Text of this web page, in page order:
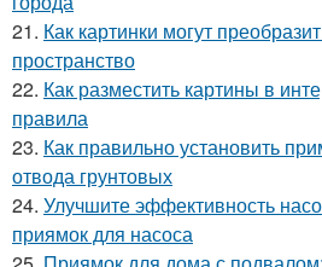
21. Как картинки могут
пространство
22. Как разместить картины в
правила
23. Как правильно установить
отвода грунтовых
24. Улучшите эффективность
приямок для насоса